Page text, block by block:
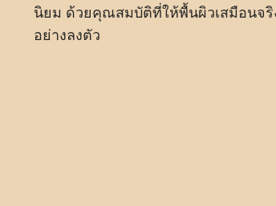
นิยม ด้วยคุณสมบัติที่ให้พื้นผิวเสมือนจ
อย่างลงตัว